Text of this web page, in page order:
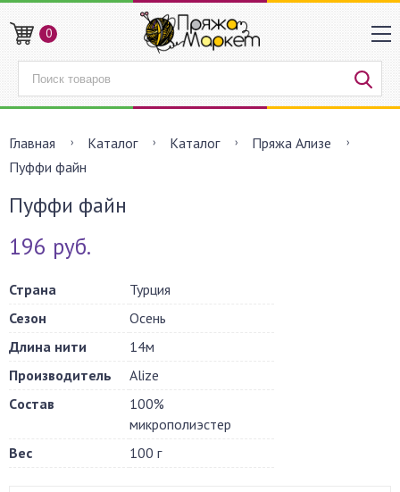
0
Главная Каталог Каталог
Пряжа Ализе
Пуффи файн
Пуффи файн
196 руб.
Страна
Турция
Сезон
Осень
Длина нити
14м
Производитель
Alize
Cостав
100%
микрополиэстер
Вес
100 г